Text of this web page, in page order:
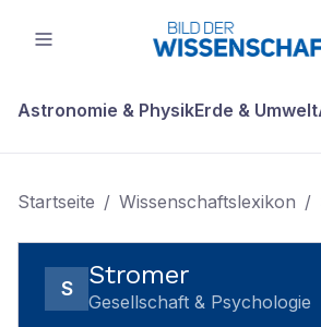
Astronomie & PhysikErde & Umwelt
Startseite / Wissenschaftslexikon /
S Stromer
Gesellschaft & Psychologie